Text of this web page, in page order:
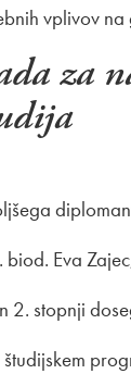
vplivov na
za
Eva
2. stopnji